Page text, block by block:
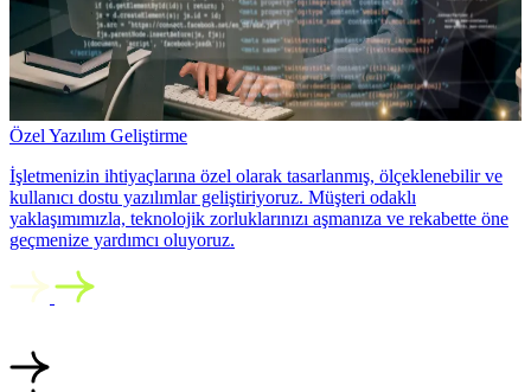
Özel Yazılım Geliştirme
İşletmenizin ihtiyaçlarına özel olarak tasarlanmış, ölçeklenebilir ve
kullanıcı dostu yazılımlar geliştiriyoruz. Müşteri odaklı
yaklaşımımızla, teknolojik zorluklarınızı aşmanıza ve rekabette öne
geçmenize yardımcı oluyoruz.